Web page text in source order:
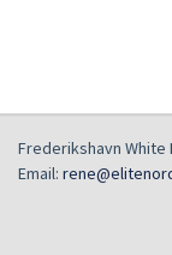
Frederikshavn White
Email: